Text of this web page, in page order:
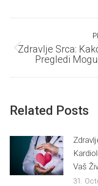
navigation
Zdravlje Srca:
Pregledi
Related Posts
Vaš
31.